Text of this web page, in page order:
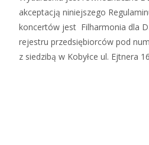
akceptacją niniejszego
koncertów jest Filharmonia dla
rejestru przedsiębiorców pod
z siedzibą w Kobyłce ul. Ejtnera